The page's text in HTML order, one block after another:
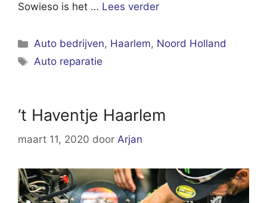
Sowieso is het … Lees verder
Categorieën
Auto bedrijven, Haarlem, Noord Holland
Tags
Auto reparatie
‘t Haventje Haarlem
maart 11, 2020 door Arjan